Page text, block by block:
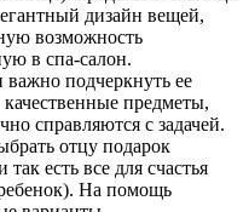
дизайн вещей,
возможность
в спа-салон.
важно подчеркнуть ее
предметы,
справляются с задачей.
отцу подарок
есть все для счастья
На помощь